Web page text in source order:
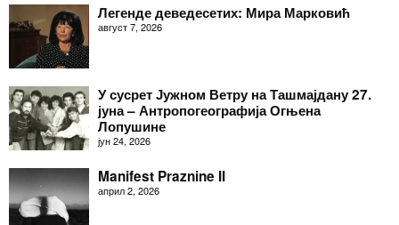
Легенде деведесетих: Мира Марковић
август 7, 2026
У сусрет Јужном Ветру на Ташмајдану 27.
јуна – Антропогеографија Огњена
Лопушине
јун 24, 2026
Manifest Praznine II
април 2, 2026